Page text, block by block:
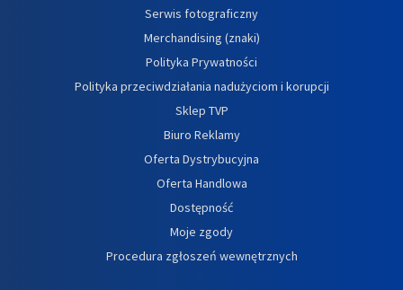
Serwis fotograficzny
Merchandising (znaki)
Polityka Prywatności
Polityka przeciwdziałania nadużyciom i korupcji
Sklep TVP
Biuro Reklamy
Oferta Dystrybucyjna
Oferta Handlowa
Dostępność
Moje zgody
Procedura zgłoszeń wewnętrznych